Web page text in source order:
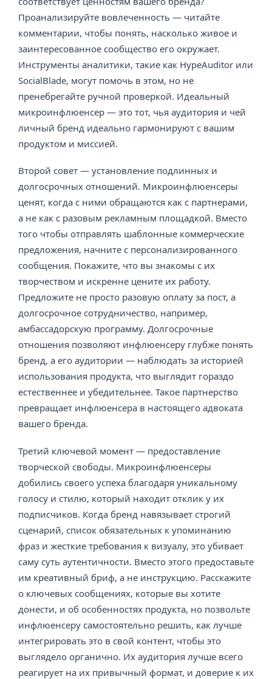
Проанализируйте вовлеченность — читайте
комментарии, чтобы понять, насколько живое и
заинтересованное сообщество его окружает.
Инструменты аналитики, такие как HypeAuditor или
SocialBlade, могут помочь в этом, но не
пренебрегайте ручной проверкой. Идеальный
микроинфлюенсер — это тот, чья аудитория и чей
личный бренд идеально гармонируют с вашим
продуктом и миссией.
Второй совет — установление подлинных и
долгосрочных отношений. Микроинфлюенсеры
ценят, когда с ними обращаются как с партнерами,
а не как с разовым рекламным площадкой. Вместо
того чтобы отправлять шаблонные коммерческие
предложения, начните с персонализированного
сообщения. Покажите, что вы знакомы с их
творчеством и искренне цените их работу.
Предложите не просто разовую оплату за пост, а
долгосрочное сотрудничество, например,
амбассадорскую программу. Долгосрочные
отношения позволяют инфлюенсеру глубже понять
бренд, а его аудитории — наблюдать за историей
использования продукта, что выглядит гораздо
естественнее и убедительнее. Такое партнерство
превращает инфлюенсера в настоящего адвоката
вашего бренда.
Третий ключевой момент — предоставление
творческой свободы. Микроинфлюенсеры
добились своего успеха благодаря уникальному
голосу и стилю, который находит отклик у их
подписчиков. Когда бренд навязывает строгий
сценарий, список обязательных к упоминанию
фраз и жесткие требования к визуалу, это убивает
саму суть аутентичности. Вместо этого предоставьте
им креативный бриф, а не инструкцию. Расскажите
о ключевых сообщениях, которые вы хотите
донести, и об особенностях продукта, но позвольте
инфлюенсеру самостоятельно решить, как лучше
интегрировать это в свой контент, чтобы это
выглядело органично. Их аудитория лучше всего
реагирует на их привычный формат, и доверие к их